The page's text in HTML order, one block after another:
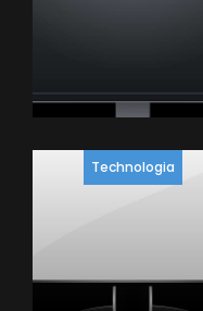
Technologia